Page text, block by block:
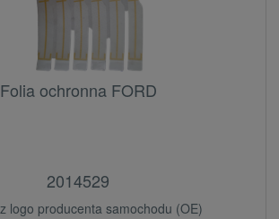
Folia ochronna FORD
2014529
logo producenta samochodu (OE)